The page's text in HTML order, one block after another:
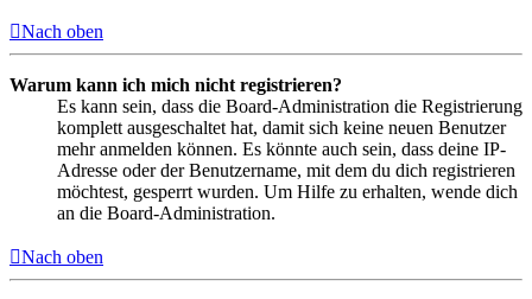
Nach oben
Warum kann ich mich nicht registrieren?
Es kann sein, dass die Board-Administration die Registrierung
komplett ausgeschaltet hat, damit sich keine neuen Benutzer
mehr anmelden können. Es könnte auch sein, dass deine IP-
Adresse oder der Benutzername, mit dem du dich registrieren
möchtest, gesperrt wurden. Um Hilfe zu erhalten, wende dich
an die Board-Administration.
Nach oben